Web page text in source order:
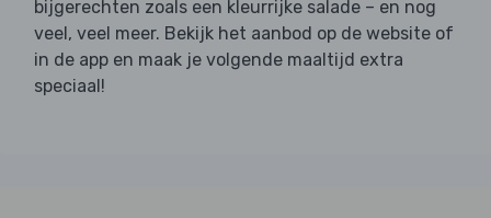
bijgerechten zoals een kleurrijke salade – en nog
veel, veel meer. Bekijk het aanbod op de website of
in de app en maak je volgende maaltijd extra
speciaal!